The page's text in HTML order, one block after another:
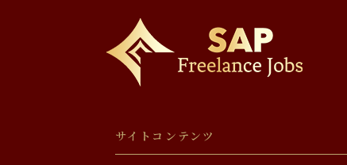
サイトコンテンツ